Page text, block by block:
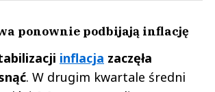
ponownie podbijają inflację
inflacja zaczęła
. W drugim kwartale średni